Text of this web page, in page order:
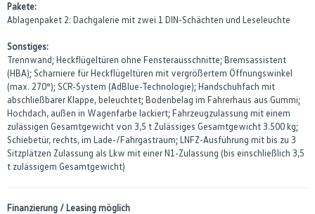
Pakete:
Ablagenpaket 2: Dachgalerie mit zwei 1 DIN-Schächten und Leseleuchte
Sonstiges:
Trennwand; Heckflügeltüren ohne Fensterausschnitte; Bremsassistent
(HBA); Scharniere für Heckflügeltüren mit vergrößertem Öffnungswinkel
(max. 270°); SCR-System (AdBlue-Technologie); Handschuhfach mit
abschließbarer Klappe, beleuchtet; Bodenbelag im Fahrerhaus aus Gummi;
Hochdach, außen in Wagenfarbe lackiert; Fahrzeugzulassung mit einem
zulässigen Gesamtgewicht von 3,5 t Zulässiges Gesamtgewicht 3.500 kg;
Schiebetür, rechts, im Lade-/Fahrgastraum; LNFZ-Ausführung mit bis zu 3
Sitzplätzen Zulassung als Lkw mit einer N1-Zulassung (bis einschließlich 3,5
t zulässigem Gesamtgewicht)
Finanzierung / Leasing möglich